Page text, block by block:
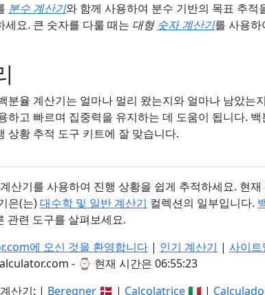
분수 계산기와 함께 사용하여 분수 기반의 목표 추적
세요. 큰 숫자를 다룰 때는 대형 숫자 계산기를 사용하
분율 계산기는 얼마나 멀리 왔는지와 얼마나 남았는
하고 빠르며 집중력을 유지하는 데 도움이 됩니다.
상황 추적 도구 키트에 잘 맞습니다.
산기를 사용하여 진행 상황을 쉽게 추적하세요. 현
은(는)대수학 및 일반 계산기 컬렉션의 일부입니다.
관련 도구를 살펴보세요.
에 오신 것을 환영합니다 | 인기 계산기 | 사이트
- ⌚ 현재 시간은 06:55:24
산기: | Beregner 🇩🇰 | Calcolatrice🇮🇹 |